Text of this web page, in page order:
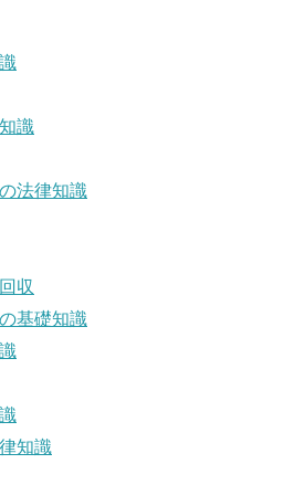
識
法律知識
収
基礎知識
知識